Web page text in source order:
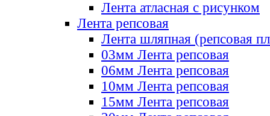
Лента атласная с рисунком
Лента репсовая
Лента шляпная (репсовая
03мм Лента репсовая
06мм Лента репсовая
10мм Лента репсовая
15мм Лента репсовая